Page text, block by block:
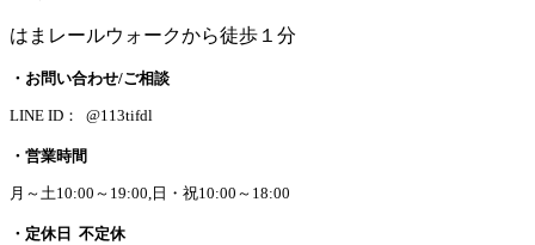
はまレールウォークから徒歩１分
・お問い合わせ/ご相談
LINE ID： @113tifdl
・営業時間
月～土10:00～19:00,日・祝10:00～18:00
・定休日 不定休